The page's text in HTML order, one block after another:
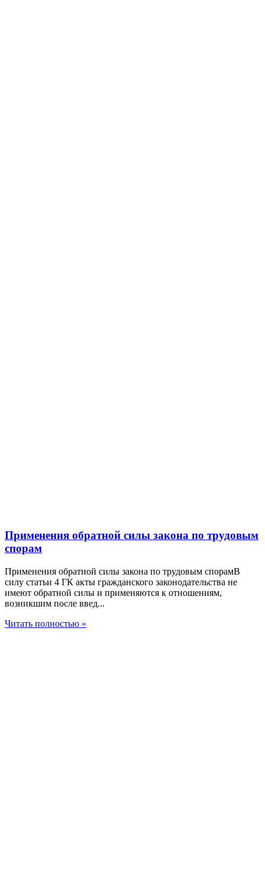
Применения обратной силы закона по трудовым
спорам
Применения обратной силы закона по трудовым спорамВ
силу статьи 4 ГК акты гражданского законодательства не
имеют обратной силы и применяются к отношениям,
возникшим после введ...
Читать полностью »